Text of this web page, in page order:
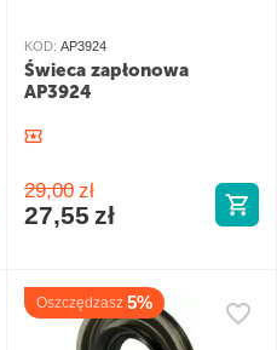
KOD: AP3924
Świeca zapłonowa
AP3924
29,00 zł
27,55 zł
Oszczędzasz 5%